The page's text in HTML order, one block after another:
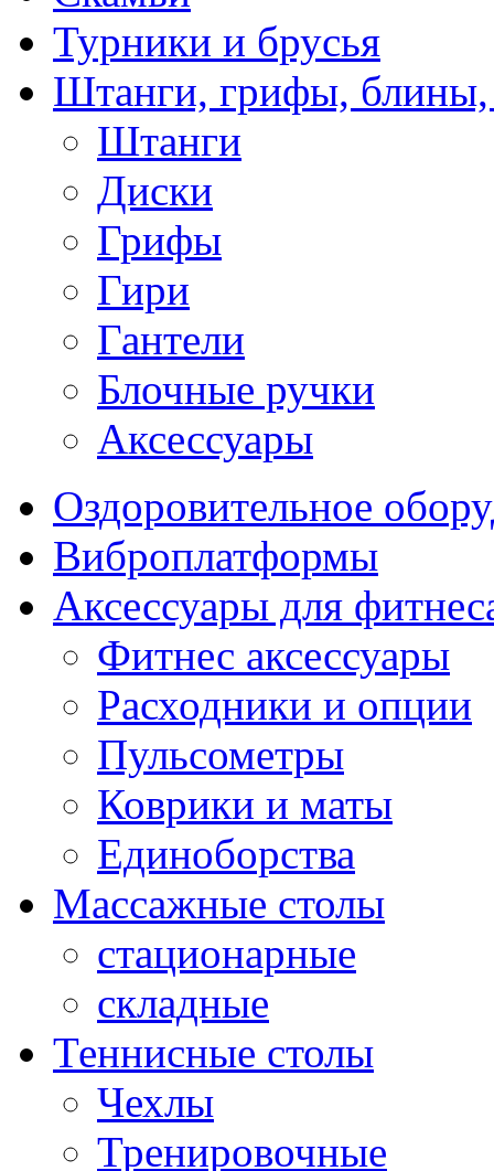
Турники и брусья
Штанги, грифы, блины,
Штанги
Диски
Грифы
Гири
Гантели
Блочные ручки
Аксессуары
Оздоровительное
Виброплатформы
Аксессуары для
Фитнес аксессуары
Расходники и опции
Пульсометры
Коврики и маты
Единоборства
Массажные столы
стационарные
складные
Теннисные столы
Чехлы
Тренировочные